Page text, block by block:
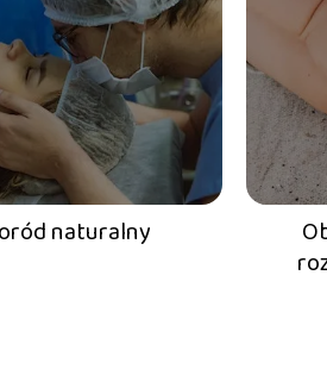
naturalny